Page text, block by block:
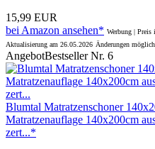
15,99 EUR
bei Amazon ansehen* Werbung |
Aktualisierung am 26.05.2026 Änderungen
AngebotBestseller Nr. 6
Blumtal Matratzenschoner
Matratzenauflage 140x200cm
zert...*